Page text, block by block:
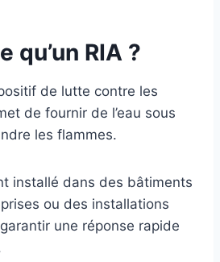
qu’un RIA ?
de lutte contre les
de fournir de l’eau sous
les flammes.
installé dans des bâtiments
ou des installations
une réponse rapide